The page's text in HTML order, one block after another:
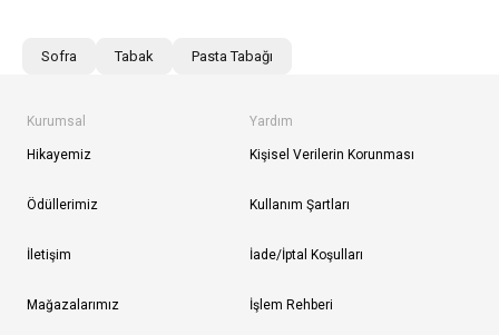
Sofra Tabak Pasta Tabağı
Kurumsal
Hikayemiz
Ödüllerimiz
İletişim
Mağazalarımız
Yardım
Kişisel Verilerin Korunması
Kullanım Şartları
İade/İptal Koşulları
İşlem Rehberi